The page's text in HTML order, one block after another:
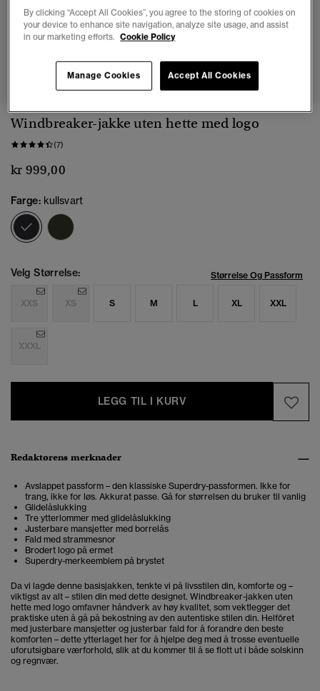
1 2 3 4 5
Windbreaker-jakke uten hette med logo
(7)
kr 999,00
Farge: kullsvart
valgt
Velg Størrelse: Størrelse Og Passform
XXS XS S M L XL XXL
XXXL
LEGG TIL I KURV
Redaktørens merknader
Avslappet passform – den klassiske Superdry-passformen. Ikke for
trang, ikke for løs. Akkurat passe. Gå for størrelsen du bruker til vanlig
Glidelåslukking
Tre ytterlommer med glidelåslukking
Justerbare mansjetter med borrelås
Fald med strammesnor
Brodert logo på ermet
Superdry-merkeemblem på brystet
Da vi lagde denne basisjakken, tenkte vi på livsstilen din, komforte og –
viktigst av alt – stilen din med dette designet. Windbreaker-jakken uten
hette med logo omfavner håndverk av høy kvalitet, som vektlegger det
praktiske uten å gå på bekostning av den autentiske stilen din. Helfôret
med justerbare mansjetter og justerbar fald for å forandre den beste
komforten – dette ytterlaget her for å hjelpe deg med å trosse eventuelle
uforutsigbare værforhold, slik at du kommer til å se flott ut i både solskinn
og regnvær.
By clicking “Accept All Cookies”, you agree to the storing of cookies on
your device to enhance site navigation, analyze site usage, and assist
in our marketing efforts. Cookie Policy
Accept All Cookies
Manage Cookies